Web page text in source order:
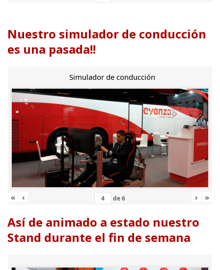
Nuestro simulador de conducción
es una pasada!!
Simulador de conducción
« ‹ de6 › »
Así de animado a estado nuestro
Stand durante el fin de semana